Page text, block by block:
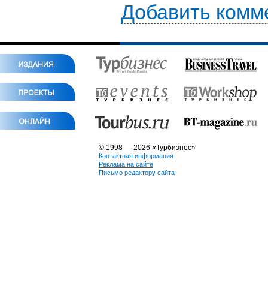
Добавить
© 1998 — 2026 «Турбизнес»
Контактная информация
Реклама на сайте
Письмо редактору сайта